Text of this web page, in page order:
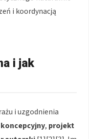
i koordynacją
i jak
i uzgodnienia
, projekt